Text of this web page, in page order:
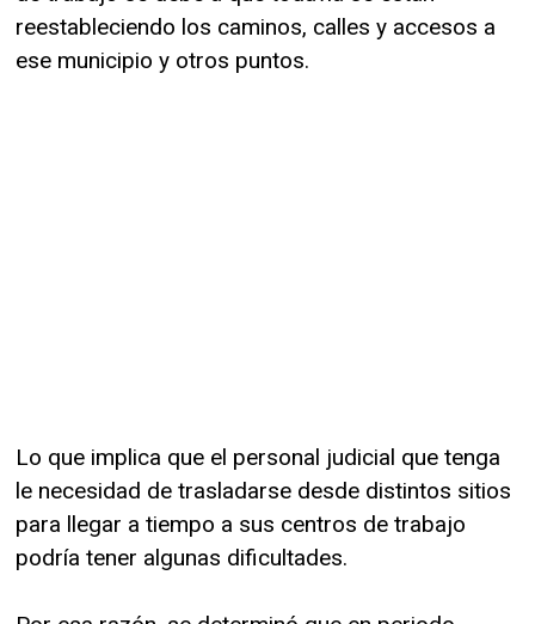
reestableciendo los caminos, calles y accesos a
ese municipio y otros puntos.
Lo que implica que el personal judicial que tenga
le necesidad de trasladarse desde distintos sitios
para llegar a tiempo a sus centros de trabajo
podría tener algunas dificultades.